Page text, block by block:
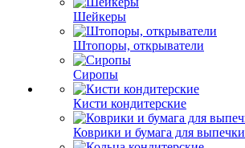
Шейкеры
Штопоры, открыватели
Сиропы
Кисти кондитерские
Коврики и бумага для выпечки